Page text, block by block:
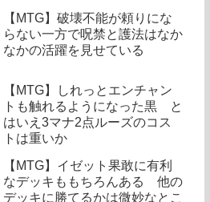
【MTG】破壊不能が頼りにな
らない一方で呪禁と護法はなか
なかの活躍を見せている
【MTG】しれっとエンチャン
トも触れるようになった黒 と
はいえ3マナ2点ルーズのコス
トは重いか
【MTG】イゼット果敢に有利
なデッキももちろんある 他の
デッキに勝てるかは微妙なとこ